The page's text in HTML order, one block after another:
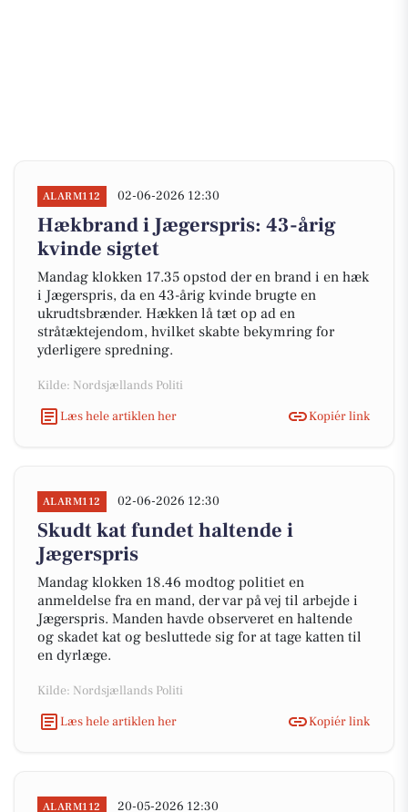
ALARM112 02-06-2026 12:30
Hækbrand i Jægerspris: 43-årig
kvinde sigtet
Mandag klokken 17.35 opstod der en brand i en hæk
i Jægerspris, da en 43-årig kvinde brugte en
ukrudtsbrænder. Hækken lå tæt op ad en
stråtæktejendom, hvilket skabte bekymring for
yderligere spredning.
Kilde: Nordsjællands Politi
Læs hele artiklen her
Kopiér link
ALARM112 02-06-2026 12:30
Skudt kat fundet haltende i
Jægerspris
Mandag klokken 18.46 modtog politiet en
anmeldelse fra en mand, der var på vej til arbejde i
Jægerspris. Manden havde observeret en haltende
og skadet kat og besluttede sig for at tage katten til
en dyrlæge.
Kilde: Nordsjællands Politi
Læs hele artiklen her
Kopiér link
ALARM112 20-05-2026 12:30